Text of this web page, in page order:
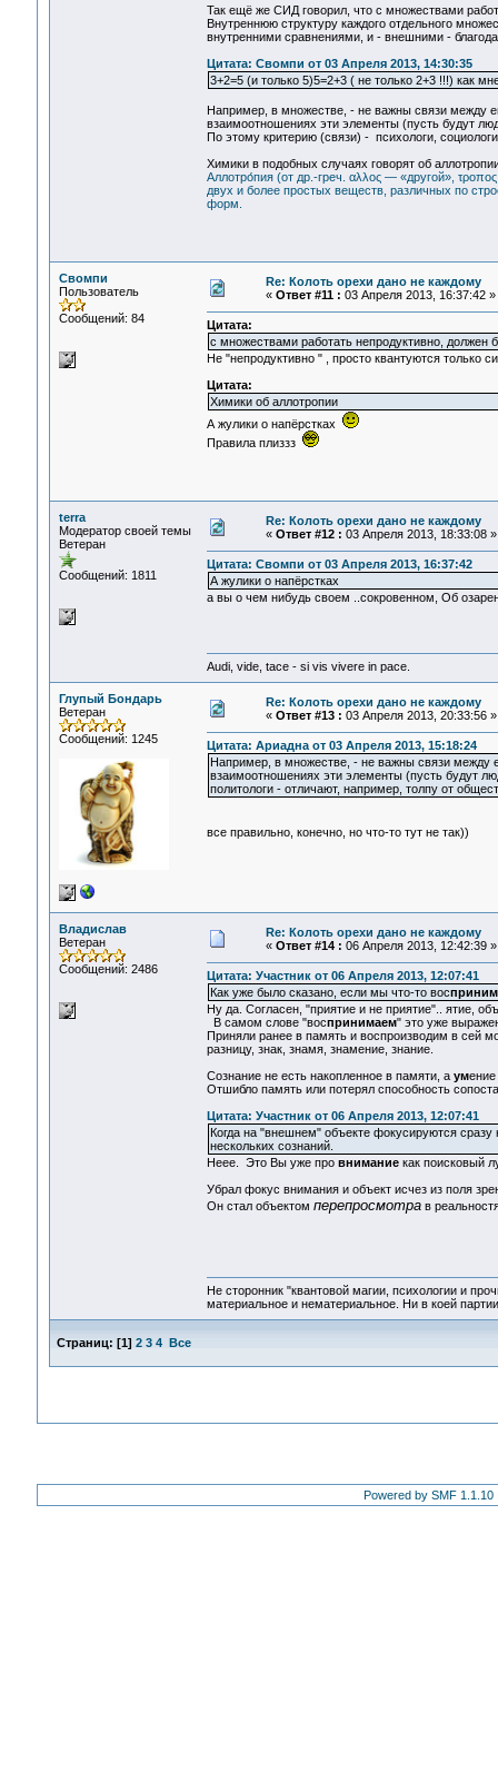
Так ещё же СИД говорил, что с множествами
Внутреннюю структуру каждого отдельного
внутренними сравнениями, и - внешними -
Цитата: Свомпи от 03 Апреля 2013, 14:30:35
3+2=5 (и только 5)5=2+3 ( не только 2+3 !!!) как
Например, в множестве, - не важны связи между
взаимоотношениях эти элементы (пусть будут
По этому критерию (связи) - психологи,
Химики в подобных случаях говорят об
Аллотро́пия (от др.-греч. αλλος — «другой»,
двух и более простых веществ, различных по
форм.
Свомпи
Пользователь
Сообщений: 84
Re: Колоть орехи дано не каждому
« Ответ #11 : 03 Апреля 2013, 16:37:42 »
Цитата:
с множествами работать непродуктивно, должен
Не "непродуктивно " , просто квантуются только
Цитата:
Химики об аллотропии
А жулики о напёрстках
Правила плиззз
terra
Модератор своей темы
Ветеран
Сообщений: 1811
Re: Колоть орехи дано не каждому
« Ответ #12 : 03 Апреля 2013, 18:33:08 »
Цитата: Свомпи от 03 Апреля 2013, 16:37:42
А жулики о напёрстках
а вы о чем нибудь своем ..сокровенном, Об
Audi, vide, tace - si vis vivere in pace.
Глупый Бондарь
Ветеран
Сообщений: 1245
Re: Колоть орехи дано не каждому
« Ответ #13 : 03 Апреля 2013, 20:33:56 »
Цитата: Ариадна от 03 Апреля 2013, 15:18:24
Например, в множестве, - не важны связи между
взаимоотношениях эти элементы (пусть будут
политологи - отличают, например, толпу от
все правильно, конечно, но что-то тут не так))
Владислав
Ветеран
Сообщений: 2486
Re: Колоть орехи дано не каждому
« Ответ #14 : 06 Апреля 2013, 12:42:39 »
Цитата: Участник от 06 Апреля 2013, 12:07:41
Как уже было сказано, если мы что-то вос
Ну да. Согласен, "приятие и не приятие".. ятие,
В самом слове "воспринимаем" это уже
Приняли ранее в память и воспроизводим в сей
разницу, знак, знамя, знамение, знание.
Сознание не есть накопленное в памяти, а ум
Отшибло память или потерял способность
Цитата: Участник от 06 Апреля 2013, 12:07:41
Когда на "внешнем" объекте фокусируются сразу
нескольких сознаний.
Неее. Это Вы уже про внимание как поисковый
Убрал фокус внимания и объект исчез из поля
Он стал объектом перепросмотрав
Не сторонник "квантовой магии, психологии и
материальное и нематериальное. Ни в коей
Страниц: [1] 2 3 4 Все
Powered by SMF 1.1.10